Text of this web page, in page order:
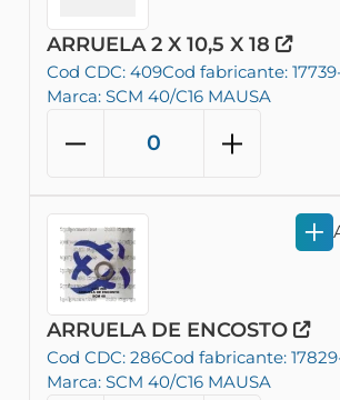
ARRUELA 2 X 10,5 X 18
Cod CDC: 409Cod fabricante:
Marca: SCM 40/C16 MAUSA
ARRUELA DE ENCOSTO
Cod CDC: 286Cod fabricante:
Marca: SCM 40/C16 MAUSA